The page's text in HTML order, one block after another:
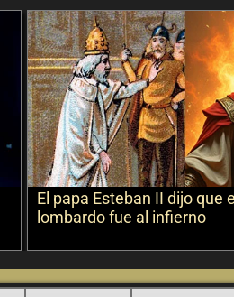
El papa Esteban II dijo que
lombardo fue al infierno